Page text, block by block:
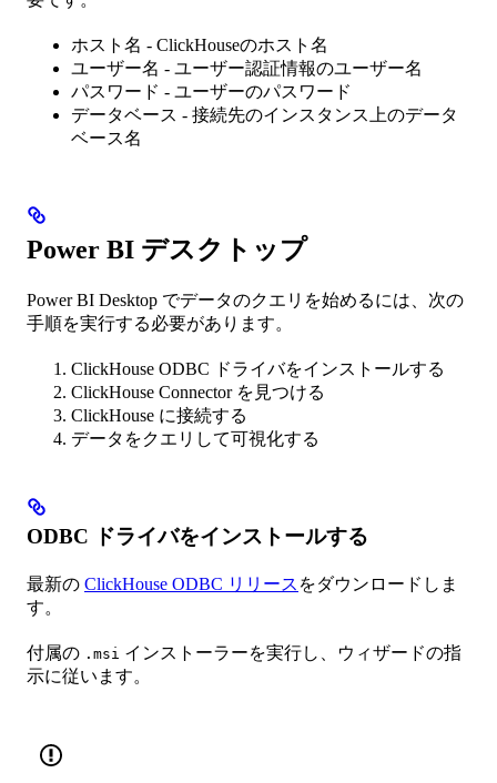
ホスト名 - ClickHouseのホスト名
ユーザー名 - ユーザー認証情報のユーザー名
パスワード - ユーザーのパスワード
データベース - 接続先のインスタンス上のデータ
ベース名
Power BI デスクトップ
Power BI Desktop でデータのクエリを始めるには、次の
手順を実行する必要があります。
ClickHouse ODBC ドライバをインストールする
ClickHouse Connector を見つける
ClickHouse に接続する
データをクエリして可視化する
ODBC ドライバをインストールする
最新の ClickHouse ODBC リリース をダウンロードしま
す。
付属の .msi インストーラーを実行し、ウィザードの指
示に従います。